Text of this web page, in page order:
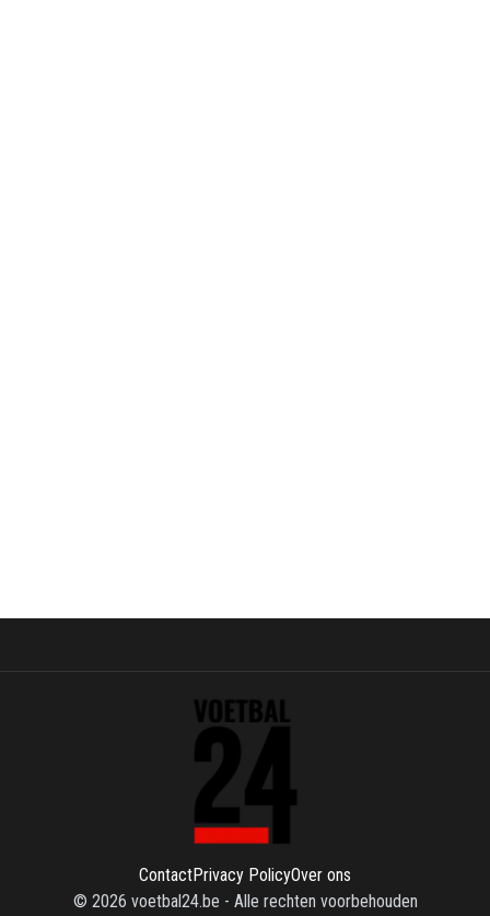
ContactPrivacy PolicyOver ons
© 2026 voetbal24.be - Alle rechten voorbehouden